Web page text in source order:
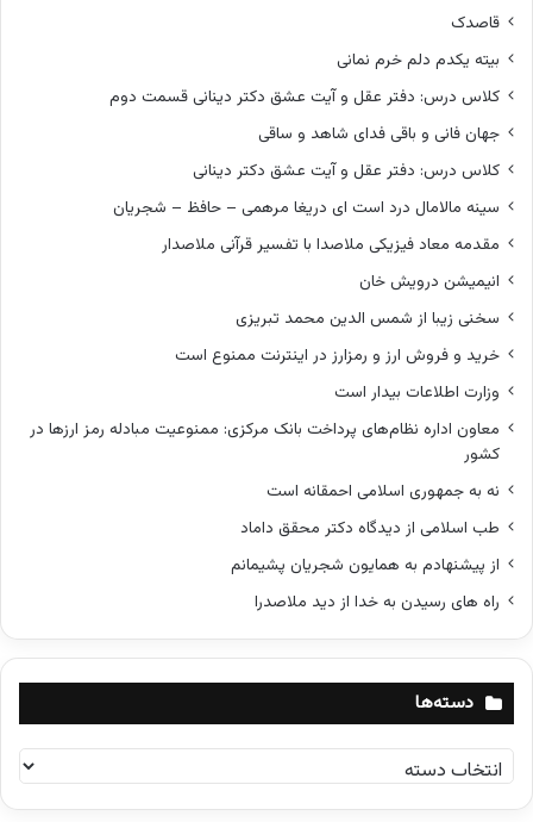
قاصدک
بیته یکدم دلم خرم نمانی
کلاس درس: دفتر عقل و آیت عشق دکتر دینانی قسمت دوم
جهان فانی و باقی فدای شاهد و ساقی
کلاس درس: دفتر عقل و آیت عشق دکتر دینانی
سینه مالامال درد است ای دریغا مرهمی – حافظ – شجریان
مقدمه معاد فیزیکی ملاصدا با تفسیر قرآنی ملاصدار
انیمیشن درویش خان
سخنی زیبا از شمس الدین محمد تبریزی
خرید و فروش ارز و رمزارز در اینترنت ممنوع است
وزارت اطلاعات بیدار است
معاون اداره نظام‌های پرداخت بانک مرکزی: ممنوعیت مبادله رمز ارزها در
کشور
نه به جمهوری اسلامی احمقانه است
طب اسلامی از دیدگاه دکتر محقق داماد
از پیشنهادم به همایون شجریان پشیمانم
راه های رسیدن به خدا از دید ملاصدرا
دسته‌ها
د
س
ت